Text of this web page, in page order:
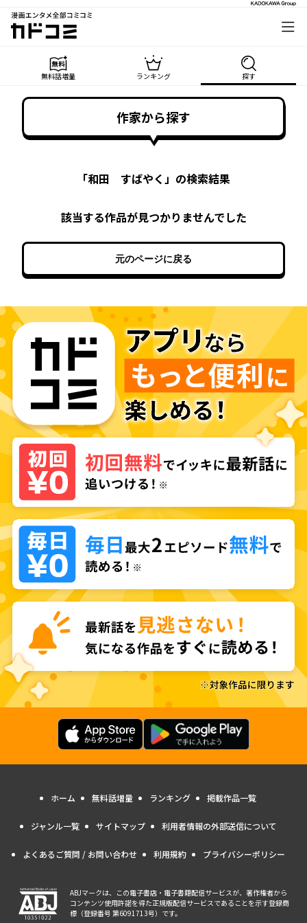
漫画エンタメ全部コミコミ
カドコミ
無料話増量 ランキング 探す
作家から探す
「和田 すばやく」の検索結果
該当する作品が見つかりませんでした
元のページに戻る
ホーム 無料話増量 ランキング 掲載作品一覧
ジャンル一覧 サイトマップ 利用者情報の外部送信について
よくあるご質問 / お問い合わせ 利用規約 プライバシーポリシー
ABJマークは、この電子書店・電子書籍配信サービスが、著作権者から
コンテンツ使用許諾を得た正規版配信サービスであることを示す登録商
標（登録番号 第6091713号）です。